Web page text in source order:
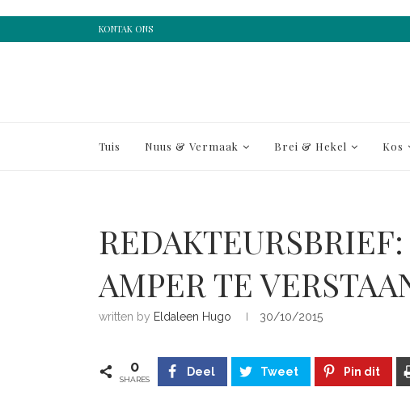
KONTAK ONS
Tuis Nuus & Vermaak Brei & Hekel Kos
AMPER TE
written by Eldaleen Hugo 30/10/2015
0
SHARES
Deel Tweet Pin dit